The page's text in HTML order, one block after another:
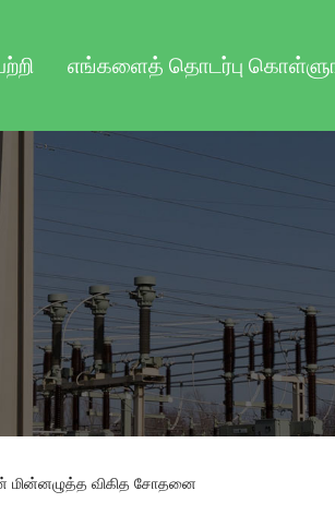
எங்களைத் தொடர்பு
மின்னழுத்த விகித சோதனை